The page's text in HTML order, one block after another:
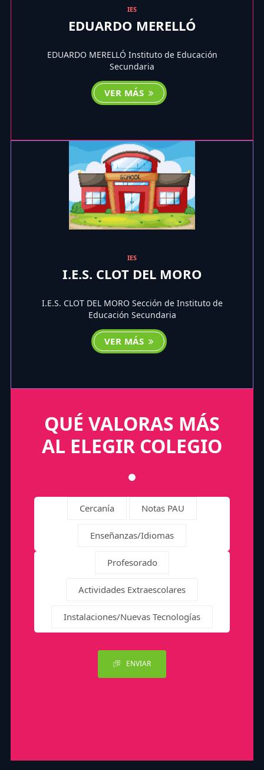
IES
EDUARDO MERELLÓ
EDUARDO MERELLÓ Instituto de Educación
Secundaria
VER MÁS
IES
I.E.S. CLOT DEL MORO
I.E.S. CLOT DEL MORO Sección de Instituto de
Educación Secundaria
VER MÁS
QUÉ VALORAS MÁS
AL ELEGIR COLEGIO
Cercanía Notas PAU
Enseñanzas/Idiomas
Profesorado
Actividades Extraescolares
Instalaciones/Nuevas Tecnologías
ENVIAR